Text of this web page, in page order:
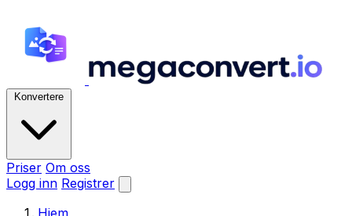
Konvertere
Priser Om oss
Logg inn Registrer
Hjem